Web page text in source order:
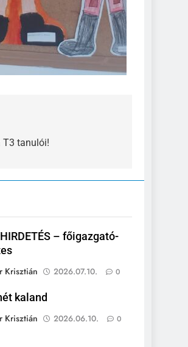
T3 tanulói!
– főigazgató-
Krisztián
2026.07.10. 0
kaland
Krisztián
2026.06.10. 0